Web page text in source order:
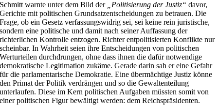
Schmitt warnte unter dem Bild der
„Politisierung der Justiz“ davor,
Gerichte mit politischen Grundsatzentscheidungen zu betrauen. Die
Frage, ob ein Gesetz verfassungswidrig sei, sei keine rein juristische,
sondern eine politische und damit nach seiner Auffassung der
richterlichen Kontrolle entzogen. Richter entpolitisierten Konflikte nur
scheinbar. In Wahrheit seien ihre Entscheidungen von politischen
Werturteilen durchdrungen, ohne dass ihnen die dafür notwendige
demokratische Legitimation zukäme. Gerade darin sah er eine Gefahr
für die parlamentarische Demokratie. Eine übermächtige Justiz könne
den Primat der Politik verdrängen und so die Gewaltenteilung
unterlaufen. Diese im Kern politischen Aufgaben müssten somit von
einer politischen Figur bewältigt werden: dem Reichspräsidenten.